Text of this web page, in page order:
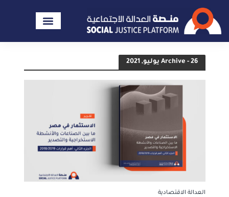
Archive - 26 يوليو, 2021
العدالة الاقتصادية